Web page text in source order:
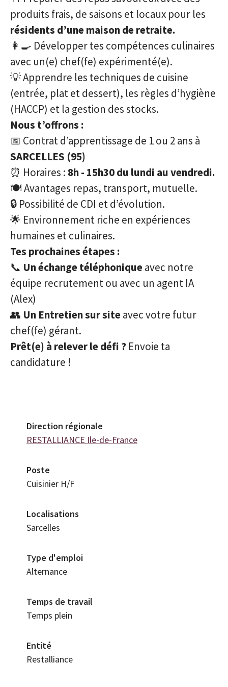
produits frais, de saisons et locaux pour les
résidents d’une maison de retraite.
👩‍🍳 Développer tes compétences culinaires
avec un(e) chef(fe) expérimenté(e).
💡 Apprendre les techniques de cuisine
(entrée, plat et dessert), les règles d’hygiène
(HACCP) et la gestion des stocks.
Nous t’offrons :
📅 Contrat d’apprentissage de 1 ou 2 ans à
SARCELLES (95)
⏰ Horaires : 8h - 15h30 du lundi au vendredi.
🍽️ Avantages repas, transport, mutuelle.
🔒 Possibilité de CDI et d’évolution.
🌟 Environnement riche en expériences
humaines et culinaires.
Tes prochaines étapes :
📞 Un échange téléphoniqueavec notre
équipe recrutement ou avec un agent IA
(Alex)
👥 Un Entretien sur siteavec votre futur
chef(fe) gérant.
Prêt(e) à relever le défi ? Envoie ta
candidature !
Direction régionale
RESTALLIANCE Ile-de-France
Poste
Cuisinier H/F
Localisations
Sarcelles
Type d'emploi
Alternance
Temps de travail
Temps plein
Entité
Restalliance